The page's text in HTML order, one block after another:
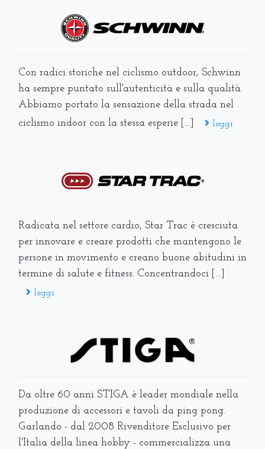
Con radici storiche nel ciclismo outdoor, Schwinn
ha sempre puntato sull'autenticità e sulla qualità.
Abbiamo portato la sensazione della strada nel
ciclismo indoor con la stessa esperie [...]
leggi
Radicata nel settore cardio, Star Trac è cresciuta
per innovare e creare prodotti che mantengono le
persone in movimento e creano buone abitudini in
termine di salute e fitness. Concentrandoci [...]
leggi
Da oltre 60 anni STIGA è leader mondiale nella
produzione di accessori e tavoli da ping pong.
Garlando - dal 2008 Rivenditore Esclusivo per
l'Italia della linea hobby - commercializza una